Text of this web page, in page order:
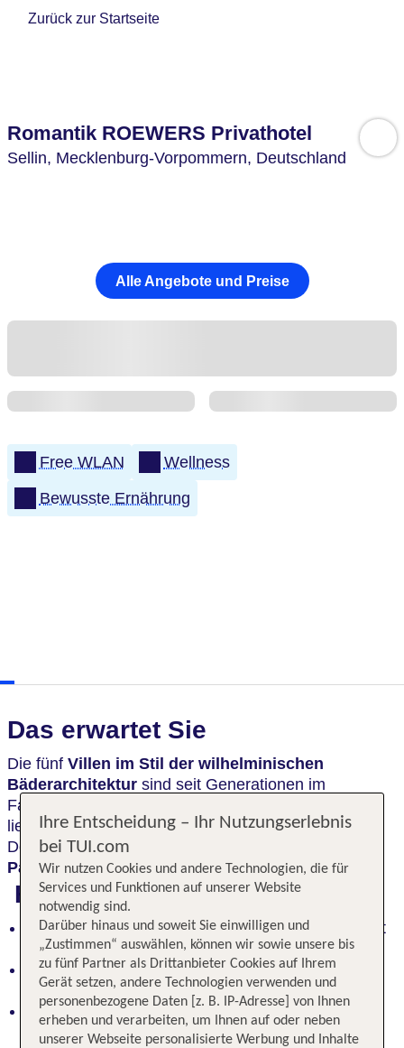
Zurück zur Startseite
Romantik ROEWERS Privathotel
Sellin, Mecklenburg-Vorpommern, Deutschland
Alle Angebote und Preise
Free WLAN
Wellness
Bewusste Ernährung
Das erwartet Sie
Die fünf Villen im Stil der wilhelminischen
Bäderarchitektur sind seit Generationen im
Familienbesitz. Die historischen Gebäude wurden
liebevoll und stilbewusst saniert, stehen heute unter
Denkmalschutz und sind
Parklandschaft eingebettet.
Highlights
Historische Villen im Familienbesitz, stilvoll saniert
und denkmalgeschützt
Traumhaftes Parkgrundstück, 10.000 m², mitten in
Sellin
Verwunschene Oase mit altem Baumbestand, nur
200 m zum Strand
Ihre Entscheidung – Ihr Nutzungserlebnis
bei TUI.com
Wir nutzen Cookies und andere Technologien, die für
Services und Funktionen auf unserer Website
notwendig sind.
Darüber hinaus und soweit Sie einwilligen und
„Zustimmen“ auswählen, können wir sowie unsere bis
zu fünf Partner als Drittanbieter Cookies auf Ihrem
Gerät setzen, andere Technologien verwenden und
personenbezogene Daten [z. B. IP-Adresse] von Ihnen
erheben und verarbeiten, um Ihnen auf oder neben
unserer Webseite personalisierte Werbung und Inhalte